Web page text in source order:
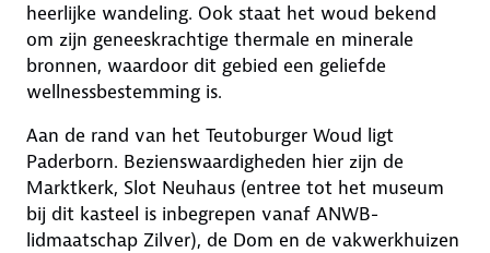
heerlijke wandeling. Ook staat het woud bekend
om zijn geneeskrachtige thermale en minerale
bronnen, waardoor dit gebied een geliefde
wellnessbestemming is.
Aan de rand van het Teutoburger Woud ligt
Paderborn. Bezienswaardigheden hier zijn de
Marktkerk, Slot Neuhaus (entree tot het museum
bij dit kasteel is inbegrepen vanaf ANWB-
lidmaatschap Zilver), de Dom en de vakwerkhuizen